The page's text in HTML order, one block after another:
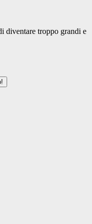
diventare troppo grandi e